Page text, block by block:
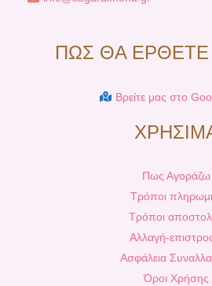
ΠΩΣ ΘΑ
Βρείτε μας στο
Πως Αγοράζω
Τρόποι
Τρόποι
Αλλαγή-
Ασφάλεια
Όροι Χρήσης